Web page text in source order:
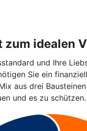
zum idealen
und Ihre
Sie ein
aus drei
und es zu schützen.